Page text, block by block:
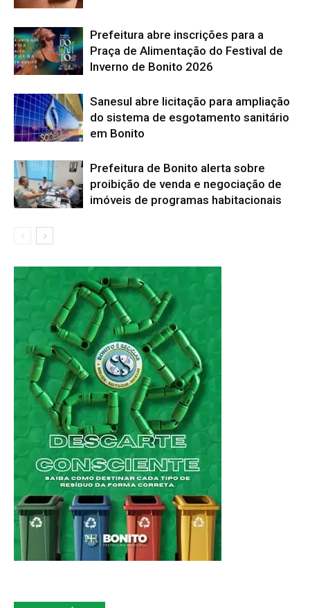
Prefeitura abre inscrições para a
Praça de Alimentação do Festival de
Inverno de Bonito 2026
Sanesul abre licitação para ampliação
do sistema de esgotamento sanitário
em Bonito
Prefeitura de Bonito alerta sobre
proibição de venda e negociação de
imóveis de programas habitacionais